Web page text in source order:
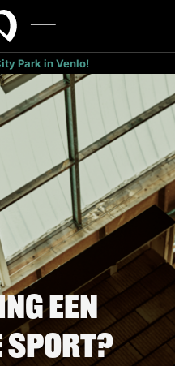
Park in Venlo!
een
sport?